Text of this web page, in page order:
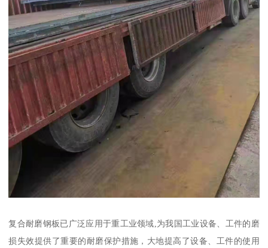
复合耐磨钢板已广泛应用于重工业领域,为我国工业设备、工件的磨
损失效提供了重要的耐磨保护措施，大地提高了设备、工件的使用